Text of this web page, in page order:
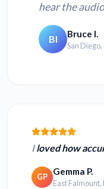
hear the
BI Bruce I.
San Diego,
Iloved how
GP Gemma P.
East Falmount,